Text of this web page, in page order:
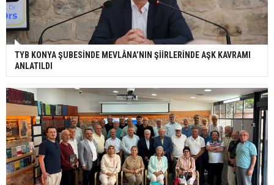
TYB KONYA ŞUBESİNDE MEVLÂNA’NIN ŞİİRLERİNDE AŞK KAVRAMI
ANLATILDI